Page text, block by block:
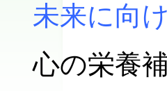
未来に向
心の栄養